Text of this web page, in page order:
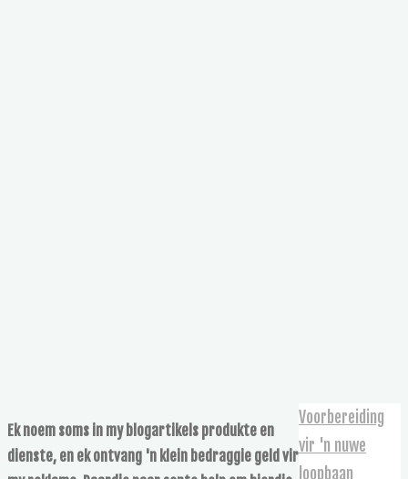
Voorbereiding
vir 'n nuwe
loopbaan
Ek noem soms in my blogartikels produkte en
dienste, en ek ontvang 'n klein bedraggie geld vir